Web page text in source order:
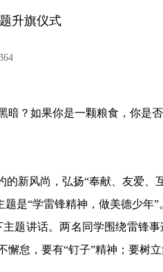
升旗仪式
暗？如果你是一颗粮食，你是
新风尚，弘扬“奉献、友爱、
是“学雷锋精神，做美德少年”
题讲话。两名同学围绕雷锋
懈怠，要有“钉子”精神；要树